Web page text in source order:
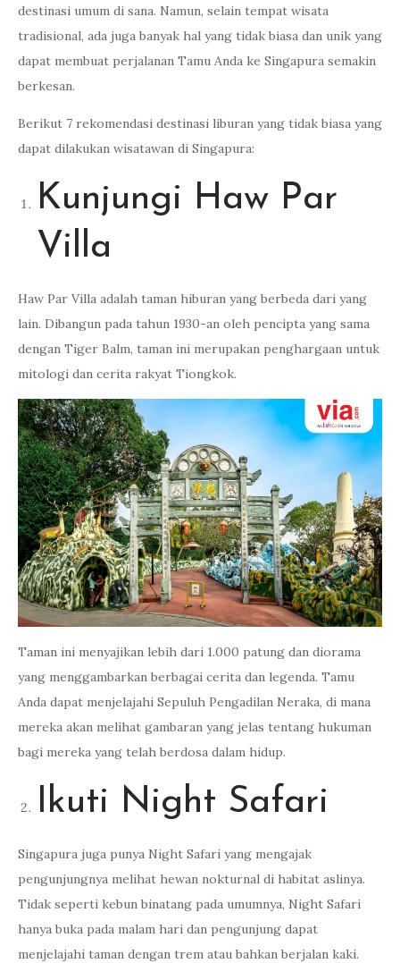
destinasi umum di sana. Namun, selain tempat wisata
tradisional, ada juga banyak hal yang tidak biasa dan unik yang
dapat membuat perjalanan Tamu Anda ke Singapura semakin
berkesan.
Berikut 7 rekomendasi destinasi liburan yang tidak biasa yang
dapat dilakukan wisatawan di Singapura:
Kunjungi Haw Par
Villa
Haw Par Villa adalah taman hiburan yang berbeda dari yang
lain. Dibangun pada tahun 1930-an oleh pencipta yang sama
dengan Tiger Balm, taman ini merupakan penghargaan untuk
mitologi dan cerita rakyat Tiongkok.
Taman ini menyajikan lebih dari 1.000 patung dan diorama
yang menggambarkan berbagai cerita dan legenda. Tamu
Anda dapat menjelajahi Sepuluh Pengadilan Neraka, di mana
mereka akan melihat gambaran yang jelas tentang hukuman
bagi mereka yang telah berdosa dalam hidup.
Ikuti Night Safari
Singapura juga punya Night Safari yang mengajak
pengunjungnya melihat hewan nokturnal di habitat aslinya.
Tidak seperti kebun binatang pada umumnya, Night Safari
hanya buka pada malam hari dan pengunjung dapat
menjelajahi taman dengan trem atau bahkan berjalan kaki.